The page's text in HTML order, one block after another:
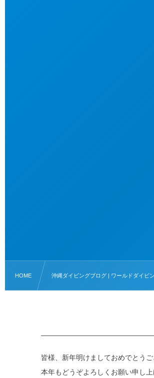
HOME 沖縄ダイビングブログ | ワールドダイビ
皆様、新年明けましておめでとうご
本年もどうぞよろしくお願い申し上